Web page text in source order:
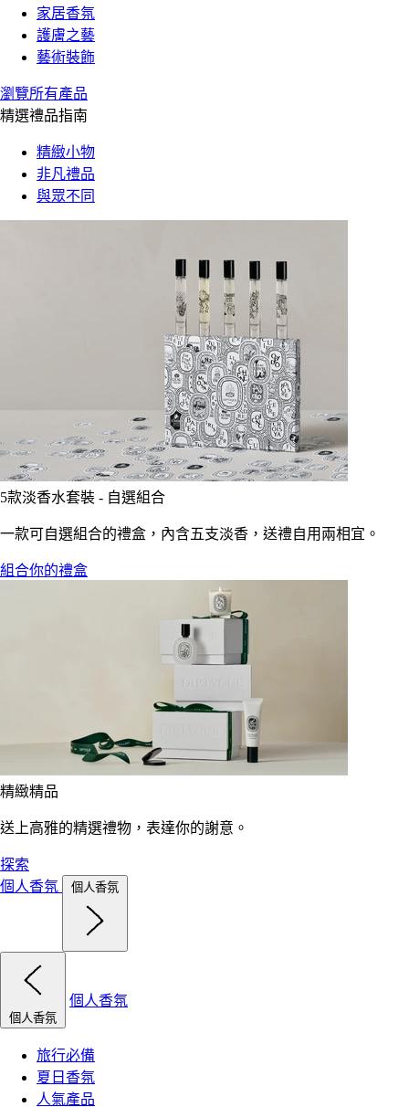
家居香氛
護膚之藝
藝術裝飾
瀏覽所有產品
精選禮品指南
精緻小物
非凡禮品
與眾不同
5款淡香水套裝 - 自選組合
一款可自選組合的禮盒，內含五支淡香，送禮自用兩相宜。
組合你的禮盒
精緻精品
送上高雅的精選禮物，表達你的謝意。
探索
個人香氛
個人香氛
個人香氛
個人香氛
旅行必備
夏日香氛
人氣產品